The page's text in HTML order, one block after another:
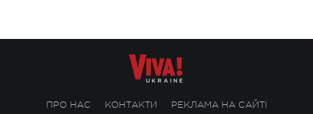
ПРО НАС КОНТАКТИ РЕКЛАМА НА САЙТІ